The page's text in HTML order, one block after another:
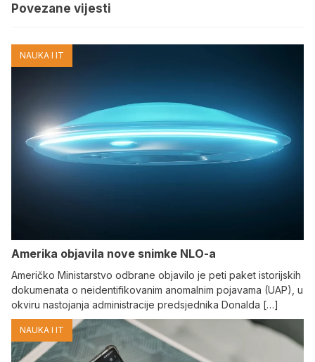
Povezane vijesti
NAUKA I IT
Amerika objavila nove snimke NLO-a
Američko Ministarstvo odbrane objavilo je peti paket istorijskih
dokumenata o neidentifikovanim anomalnim pojavama (UAP), u
okviru nastojanja administracije predsjednika Donalda […]
NAUKA I IT